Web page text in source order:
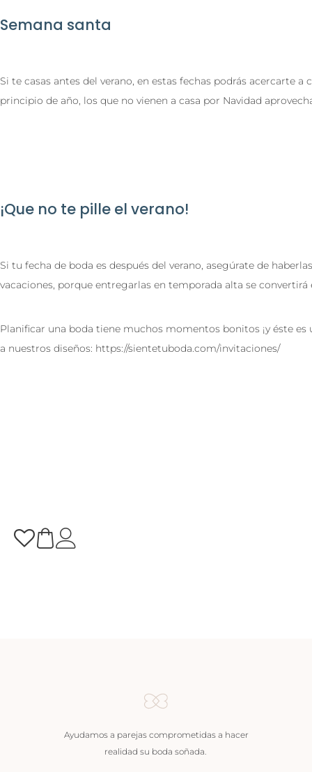
Semana santa
Si te casas antes del verano, en estas fechas podrás acercarte
principio de año, los que no vienen a casa por Navidad
¡Que no te pille el verano!
Si tu fecha de boda es después del verano, asegúrate de
vacaciones, porque entregarlas en temporada alta se
Planificar una boda tiene muchos momentos bonitos ¡y éste es
a nuestros diseños: https://sientetuboda.com/invitaciones/
Ayudamos a parejas comprometidas a hacer
realidad su boda soñada.